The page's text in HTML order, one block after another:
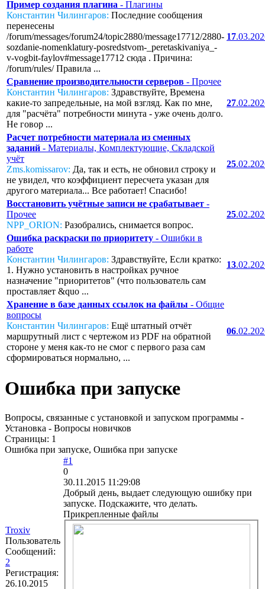
Пример создания плагина - Плагины
Константин Чилингаров: Последние сообщения
перенесены
/forum/messages/forum24/topic2880/message17712/2880-
sozdanie-nomenklatury-posredstvom-_peretaskivaniya_-
v-vogbit-faylov#message17712 сюда . Причина:
/forum/rules/ Правила ...
17
Сравнение производительности серверов - Прочее
Константин Чилингаров: Здравствуйте, Времена
какие-то запредельные, на мой взгляд. Как по мне,
для "расчёта" потребности минута - уже очень долго.
Не говор ...
27
Расчет потребности материала из сменных
заданий - Материалы, Комплектующие, Складской
учёт
Zms.komissarov: Да, так и есть, не обновил строку и
не увидел, что коэффициент пересчета указан для
другого материала... Все работает! Спасибо!
25
Восстановить учётные записи не срабатывает -
Прочее
NPP_ORION: Разобрались, снимается вопрос.
25
Ошибка раскраски по приоритету - Ошибки в
работе
Константин Чилингаров: Здравствуйте, Если кратко:
1. Нужно установить в настройках ручное
назначение "приоритетов" (что пользователь сам
проставляет &quo ...
13
Хранение в базе данных ссылок на файлы - Общие
вопросы
Константин Чилингаров: Ещё штатный отчёт
маршрутный лист с чертежом из PDF на обратной
стороне у меня как-то не смог с первого раза сам
сформироваться нормально, ...
06
Ошибка при запуске
Вопросы, связанные с установкой и запуском программы -
Установка - Вопросы новичков
Страницы: 1
Ошибка при запуске, Ошибка при запуске
Troxiv
Пользователь
Сообщений:
2
Регистрация:
26.10.2015
#1
0
30.11.2015 11:29:08
Добрый день, выдает следующую ошибку при
запуске. Подскажите, что делать.
Прикрепленные файлы